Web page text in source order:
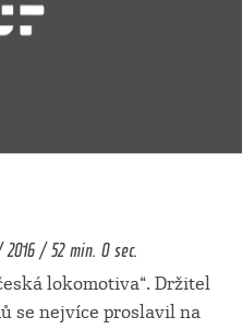
/ 52 min. 0 sec.
lokomotiva“. Držitel
se nejvíce proslavil na